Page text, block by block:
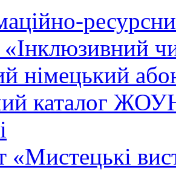
німецький
каталог
«Мистецькі